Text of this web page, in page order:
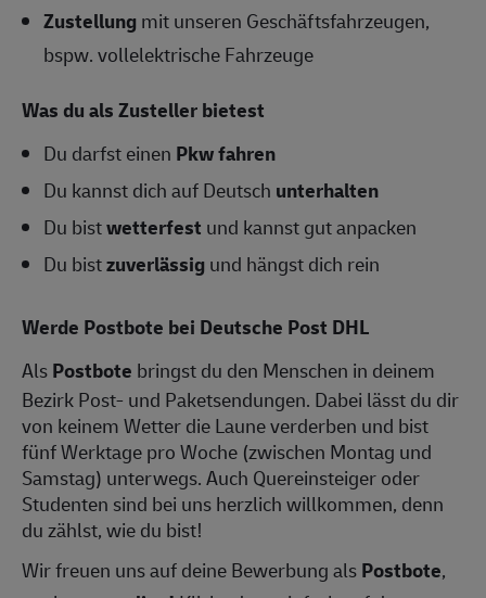
Zustellungmit unseren Geschäftsfahrzeugen,
bspw. vollelektrische Fahrzeuge
Was du als Zusteller bietest
Du darfst einen Pkw fahren
Du kannst dich auf Deutsch unterhalten
Du bistwetterfest und kannst gut anpacken
Du bistzuverlässigund hängst dich rein
Werde Postbote bei Deutsche Post DHL
AlsPostbote bringst du den Menschen in deinem
Bezirk Post- und Paketsendungen. Dabei lässt du dir
von keinem Wetter die Laune verderben und bist
fünf Werktage pro Woche (zwischen Montag und
Samstag) unterwegs. Auch Quereinsteiger oder
Studenten sind bei uns herzlich willkommen, denn
du zählst, wie du bist!
Wir freuen uns auf deine Bewerbung alsPostbote,